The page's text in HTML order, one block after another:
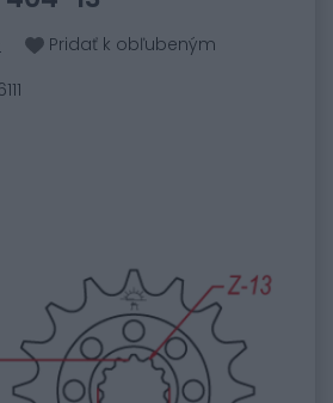
Pridať k obľubeným